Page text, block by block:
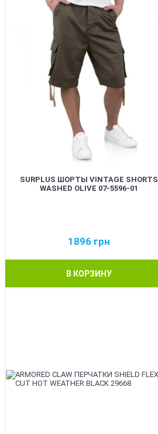
SURPLUS ШОРТЫ VINTAGE SHORTS
WASHED OLIVE 07-5596-01
1896 грн
В КОРЗИНУ